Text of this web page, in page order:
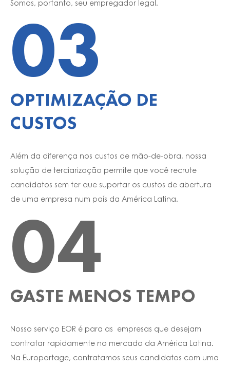
Somos, portanto, seu empregador legal.
03
OPTIMIZAÇÃO DE
CUSTOS
Além da diferença nos custos de mão-de-obra, nossa
solução de terciarização permite que você recrute
candidatos sem ter que suportar os custos de abertura
de uma empresa num país da América Latina.
04
GASTE MENOS TEMPO
Nosso serviço EOR é para as empresas que desejam
contratar rapidamente no mercado da América Latina.
Na Europortage, contratamos seus candidatos com uma